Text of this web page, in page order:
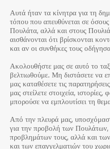
Αυτά ήταν τα κίνητρα για τη
τόπου που απευθύνεται σε
Πουλάτα, αλλά και στους
αισθάνονται ότι βρίσκονται
και αν οι συνθήκες τους
Ακολουθήστε μας σε αυτό το
βελτιωθούμε. Μη διστάσετε να
μας καταθέσετε τις
μας στείλετε στοιχεία,
μπορούσε να εμπλουτίσει τη
Από την πλευρά μας,
για την προβολή των Πουλάτων,
προβλημάτων τους, αλλά και
και των επαγγελματιών του